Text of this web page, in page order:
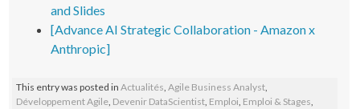
and Slides
[Advance AI Strategic Collaboration - Amazon x
Anthropic]
This entry was posted inActualités,Agile Business Analyst,
Développement Agile, Devenir DataScientist, Emploi, Emploi & Stages,